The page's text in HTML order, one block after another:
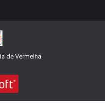
de Vermelha